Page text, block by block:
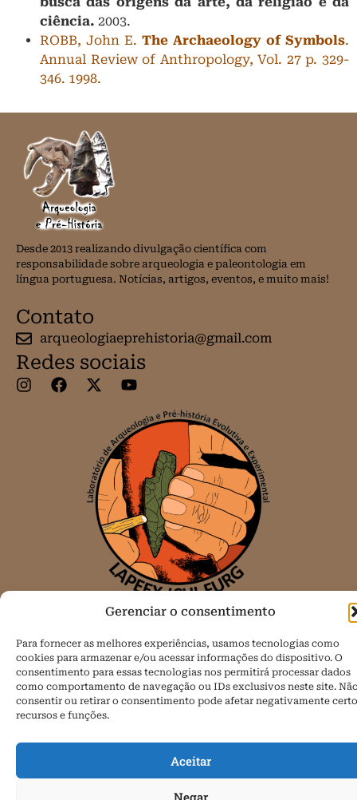
Gerenciar o consentimento
Para fornecer as melhores experiências, usamos tecnologias como
cookies para armazenar e/ou acessar informações do dispositivo. O
consentimento para essas tecnologias nos permitirá processar dados
como comportamento de navegação ou IDs exclusivos neste site.
consentir ou retirar o consentimento pode afetar negativamente
recursos e funções.
Aceitar
Negar
ciência. 2003.
ROBB, John E. The Archaeology of Symbols.
Annual Review of Anthropology, Vol. 27 p. 329-
346. 1998.
Desde 2013 realizando divulgação científica com
responsabilidade sobre arqueologia e paleontologia em
língua portuguesa. Notícias, artigos, eventos, e muito mais!
Contato
arqueologiaeprehistoria@gmail.com
Redes sociais
Política de Cookies (BR)